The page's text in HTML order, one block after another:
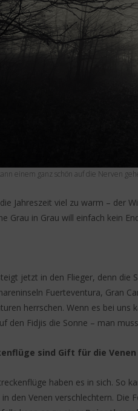
einem ganz schön auf die Nerven
Jahreszeit viel zu warm – der
Grau in Grau will einfach kein
jetzt in den Flieger, denn
Fuerteventura, Gran
herrschen. Wenn es bei
den Fidjis die Sonne – man
sind Gift für die Venen
haben es in sich. So
den Venen verschlechtern. Die